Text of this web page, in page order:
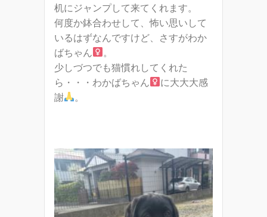
机にジャンプして来てくれます。
何度か鉢合わせして、怖い思いして
いるはずなんですけど、さすがわか
ばちゃん
。
少しづつでも猫慣れしてくれた
ら・・・わかばちゃん
に大大大感
謝
。